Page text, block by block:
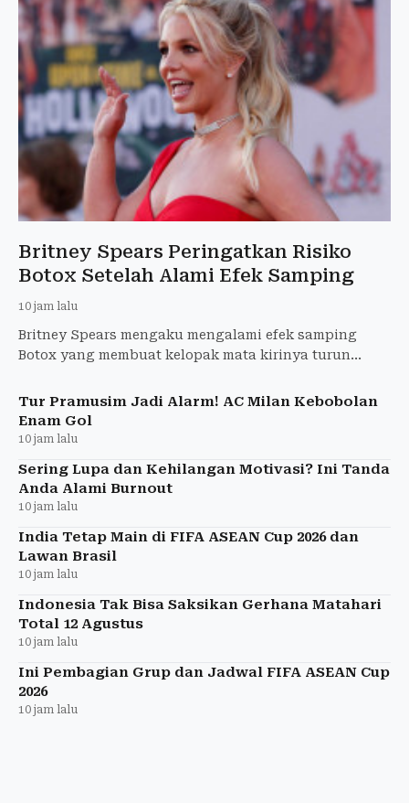
Britney Spears Peringatkan Risiko
Botox Setelah Alami Efek Samping
10 jam lalu
Britney Spears mengaku mengalami efek samping
Botox yang membuat kelopak mata kirinya turun
agar lebih berhati-
Tur Pramusim Jadi Alarm! AC Milan Kebobolan
Enam Gol
10 jam lalu
Sering Lupa dan Kehilangan Motivasi? Ini Tanda
Anda Alami Burnout
10 jam lalu
India Tetap Main di FIFA ASEAN Cup 2026 dan
Lawan Brasil
10 jam lalu
Indonesia Tak Bisa Saksikan Gerhana Matahari
Total 12 Agustus
10 jam lalu
Ini Pembagian Grup dan Jadwal FIFA ASEAN Cup
2026
10 jam lalu